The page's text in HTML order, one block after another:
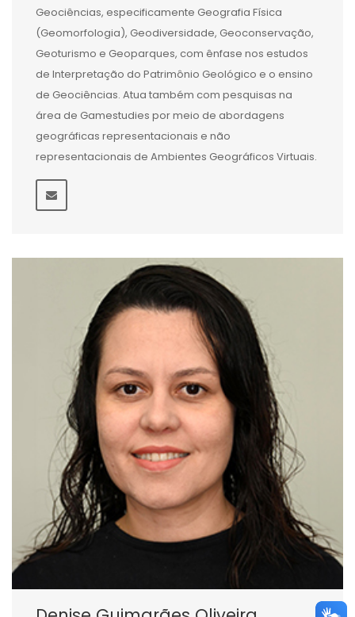
Geociências, especificamente Geografia Física
(Geomorfologia), Geodiversidade, Geoconservação,
Geoturismo e Geoparques, com ênfase nos estudos
de Interpretação do Patrimônio Geológico e o ensino
de Geociências. Atua também com pesquisas na
área de Gamestudies por meio de abordagens
geográficas representacionais e não
representacionais de Ambientes Geográficos Virtuais.